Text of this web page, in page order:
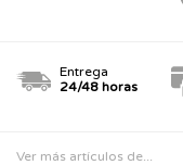
Entrega
24/48 horas
Ver más artículos de...